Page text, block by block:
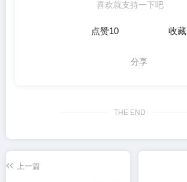
喜欢就支持一下吧
点赞10
分享
收藏
THE END
上一篇